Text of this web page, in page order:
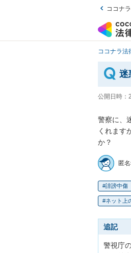
ココナ
ココナラ法
迷
公開日時：
警察に、
くれます
か？
匿
誹謗中傷
ネット上
追記
警視庁